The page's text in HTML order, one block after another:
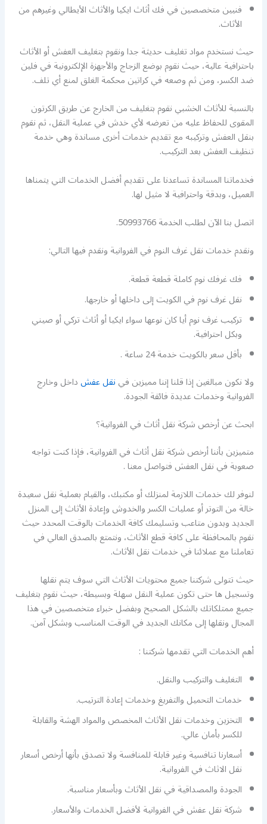
فنيين متخصصين في فك أثاث ايكيا والأثاث الأيطالي وغيرهم من
الأثاث.
حيث نستخدم مواد تغليف حديثة جدا ونقوم بتغليف العفش أو الأثاث
باحترافية عالية، حيث نقوم بوضع الزجاج والأجهزة الإلكترونية في فلين
ضد الكسر، ومن ثم وصعه في كراتين محكمة الغلق لمنع أي تلف.
بالنسبة للأثاث الخشبي نقوم بتغليف من الخارج عن طريق الكرتون
المقوى للحفاظ عليه من تعرضه لأي خدش في عملية النقل، ثم نقوم
بنقل العفش وتركيبه مع تقديم خدمات أخرى مساندة وهي خدمة
تنظيف العفش بعد التركيب.
فخدماتنا المساندة تساعدنا على تقديم أفضل الخدمات التي يتمناها
العميل، وبدقة واحترافية لا مثيل لها.
اتصل بنا الآن لطلب الخدمة 50993766.
ونقدم خدمات نقل غرف النوم في الفروانية ونقدم فيها التالي:
فك غرفك نوم كاملة قطعة قطعة.
نقل غرف نوم في الكويت إلى داخلها أو خارجها.
تركيب غرف نوم أيا كان نوعها سواء ايكيا أو أثاث تركي أو صيني
وبكل احترافية.
بأقل سعر بالكويت خدمة 24 ساعة .
ولا نكون مبالغين إذا قلنا إننا مميزين فينقل عفشداخل وخارج
الفروانية وخدمات عديدة فائقة الجودة.
ابحث عن أرخص شركة نقل أثاث في الفروانية؟
متميزين بأننا أرخص شركة نقل أثاث في الفروانية، فإذا كنت تواجه
صعوبة في نقل العفش فتواصل معنا .
لنوفر لك خدمات اللازمة لمنزلك أو مكتبك، والقيام بعملية نقل سعيدة
خالة من التوتر أو عمليات الكسر والخدوش وإعادة الأثاث إلى المنزل
الجديد وبدون متاعب وتسليمك كافة الخدمات بالوقت المحدد حيث
نقوم بالمحافظة على كافة قطع الأثاث، ونتمتع بالصدق العالي في
تعاملنا مع عملائنا في خدمات نقل الأثاث.
حيث تتولى شركتنا جميع محتويات الأثاث التي سوف يتم نقلها
وتسجيل ها حتى تكون عملية النقل سهلة وبسيطة، حيث نقوم بتغليف
جميع ممتلكاتك بالشكل الصحيح وبفضل خبراء متخصصين في هذا
المجال ونقلها إلى مكانك الجديد في الوقت المناسب وبشكل آمن.
أهم الخدمات التي تقدمها شركتنا :
التغليف والتركيب والنقل.
خدمات التحميل والتفريغ وخدمات إعادة الترتيب.
التخزين وخدمات نقل الأثاث المخصص والمواد الهشة والقابلة
للكسر بأمان عالي.
أسعارنا تنافسية وغير قابلة للمنافسة ولا تصدق بأنها أرخص أسعار
نقل الاثاث في الفروانية.
الجودة والمصداقية في نقل الأثاث وبأسعار مناسبة.
شركة نقل عفش في الفروانية لأفضل الخدمات والأسعار.